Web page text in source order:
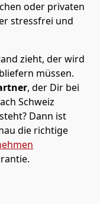
oder privaten
stressfrei und
zieht, der wird
müssen.
, der Dir bei
Schweiz
Dann ist
die richtige